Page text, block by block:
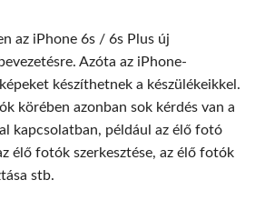
az iPhone 6s / 6s Plus új
Azóta az iPhone-
készíthetnek a készülékeikkel.
körében azonban sok kérdés van a
kapcsolatban, például az élő fotó
élő fotók szerkesztése, az élő fotók
stb.